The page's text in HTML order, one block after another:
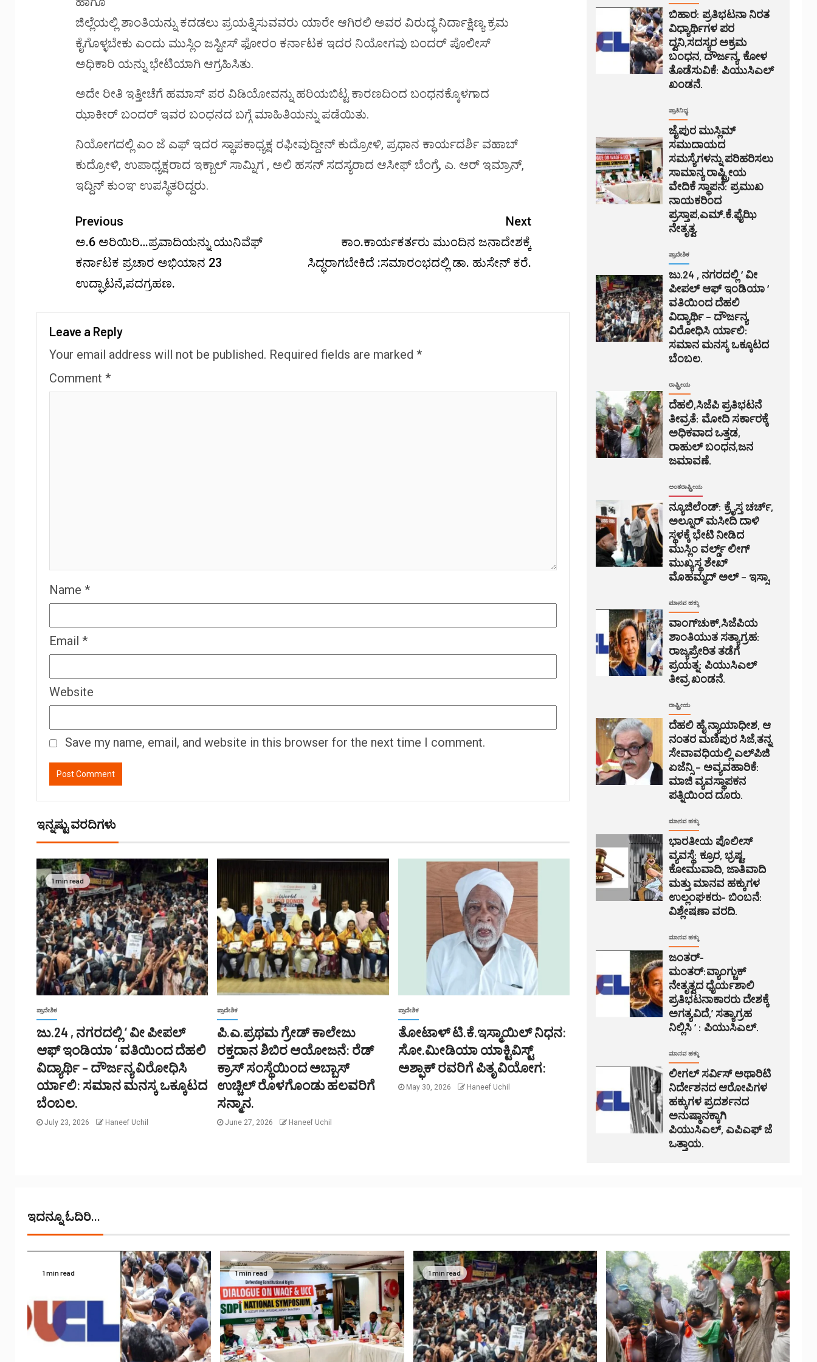
ಜಿಲ್ಲೆಯಲ್ಲಿ ಶಾಂತಿಯನ್ನು ಕದಡಲು ಪ್ರಯತ್ನಿಸುವವರು ಯಾರೇ ಆಗಿರಲಿ ಅವರ ವಿರುದ್ಧ ನಿರ್ದಾಕ್ಷಿಣ್ಯ ಕ್ರಮ
ಕೈಗೊಳ್ಳಬೇಕು ಎಂದು ಮುಸ್ಲಿಂ ಜಸ್ಟೀಸ್ ಫೋರಂ ಕರ್ನಾಟಕ ಇದರ ನಿಯೋಗವು ಬಂದರ್ ಪೊಲೀಸ್
ಅಧಿಕಾರಿ ಯನ್ನು ಭೇಟಿಯಾಗಿ ಆಗ್ರಹಿಸಿತು.
ಅದೇ ರೀತಿ ಇತ್ತೀಚೆಗೆ ಹಮಾಸ್ ಪರ ವಿಡಿಯೋವನ್ನು ಹರಿಯಬಿಟ್ಟ ಕಾರಣದಿಂದ ಬಂಧನಕ್ಕೊಳಗಾದ
ಝಾಕೀರ್ ಬಂದರ್ ಇವರ ಬಂಧನದ ಬಗ್ಗೆ ಮಾಹಿತಿಯನ್ನು ಪಡೆಯಿತು.
ನಿಯೋಗದಲ್ಲಿ ಎಂ ಜೆ ಎಫ್ ಇದರ ಸ್ಥಾಪಕಾಧ್ಯಕ್ಷ ರಫೀವುದ್ದೀನ್ ಕುದ್ರೋಳಿ, ಪ್ರಧಾನ ಕಾರ್ಯದರ್ಶಿ ವಹಾಬ್
ಕುದ್ರೋಳಿ, ಉಪಾಧ್ಯಕ್ಷರಾದ ಇಕ್ಬಾಲ್ ಸಾಮ್ನಿಗ , ಅಲಿ ಹಸನ್ ಸದಸ್ಯರಾದ ಆಸೀಫ್ ಬೆಂಗ್ರೆ, ಎ. ಆರ್ ಇಮ್ರಾನ್,
ಇದ್ದಿನ್ ಕುಂಞ ಉಪಸ್ಥಿತರಿದ್ದರು.
Previous
ಅ.6 ಅರಿಯಿರಿ…ಪ್ರವಾದಿಯನ್ನು ಯುನಿವೆಫ್
ಕರ್ನಾಟಕ ಪ್ರಚಾರ ಅಭಿಯಾನ 23
ಉದ್ಘಾಟನೆ,ಪದಗ್ರಹಣ.
Next
ಕಾಂ.ಕಾರ್ಯಕರ್ತರು ಮುಂದಿನ ಜನಾದೇಶಕ್ಕೆ
ಸಿದ್ಧರಾಗಬೇಕಿದೆ :ಸಮಾರಂಭದಲ್ಲಿ ಡಾ. ಹುಸೇನ್ ಕರೆ.
Leave a Reply
Your email address will not be published. Required fields are marked *
Comment *
Name *
Email *
Website
Save my name, email, and website in this browser for the next time I comment.
ಇನ್ನಷ್ಟು ವರದಿಗಳು
1 min read
ಪ್ರಾದೇಶಿಕ
ಜು.24 , ನಗರದಲ್ಲಿ ‘ ವೀ ಪೀಪಲ್
ಆಫ್ ಇಂಡಿಯಾ ‘ ವತಿಯಿಂದ ದೆಹಲಿ
ವಿದ್ಯಾರ್ಥಿ – ದೌರ್ಜನ್ಯ ವಿರೋಧಿಸಿ
ರ್ಯಾಲಿ: ಸಮಾನ ಮನಸ್ಕ ಒಕ್ಕೂಟದ
ಬೆಂಬಲ.
July 23, 2026 Haneef Uchil
ಪ್ರಾದೇಶಿಕ
ಪಿ.ಎ.ಪ್ರಥಮ ಗ್ರೇಡ್ ಕಾಲೇಜು
ರಕ್ತದಾನ ಶಿಬಿರ ಆಯೋಜನೆ: ರೆಡ್
ಕ್ರಾಸ್ ಸಂಸ್ಥೆಯಿಂದ ಅಬ್ಬಾಸ್
ಉಚ್ಚಿಲ್ ರೊಳಗೊಂಡು ಹಲವರಿಗೆ
ಸನ್ಮಾನ.
June 27, 2026 Haneef Uchil
ಪ್ರಾದೇಶಿಕ
ತೋಟಾಳ್ ಟಿ.ಕೆ.ಇಸ್ಮಾಯಿಲ್ ನಿಧನ:
ಸೋ.ಮೀಡಿಯಾ ಯಾಕ್ಟಿವಿಸ್ಟ್
ಅಶ್ಫಾಕ್ ರವರಿಗೆ ಪಿತೃ ವಿಯೋಗ:
May 30, 2026 Haneef Uchil
ಬಿಹಾರ: ಪ್ರತಿಭಟನಾ ನಿರತ
ವಿಧ್ಯಾರ್ಥಿಗಳ ಪರ
ದ್ವನಿ,ಸದಸ್ಯರ ಅಕ್ರಮ
ಬಂಧನ, ದೌರ್ಜನ್ಯ, ಕೋಳ
ತೊಡೆಸುವಿಕೆ: ಪಿಯುಸಿಎಲ್
ಖಂಡನೆ.
ಪ್ರಾತಿನಿಧ್ಯ
ಜೈಪುರ ಮುಸ್ಲಿಮ್
ಸಮುದಾಯದ
ಸಮಸ್ಯೆಗಳನ್ನು ಪರಿಹರಿಸಲು
ಸಾಮಾನ್ಯ ರಾಷ್ಟ್ರೀಯ
ವೇದಿಕೆ ಸ್ಥಾಪನೆ: ಪ್ರಮುಖ
ನಾಯಕರಿಂದ
ಪ್ರಸ್ತಾಪ,ಎಮ್.ಕೆ.ಫೈಝಿ
ನೇತೃತ್ವ.
ಪ್ರಾದೇಶಿಕ
ಜು.24 , ನಗರದಲ್ಲಿ ‘ ವೀ
ಪೀಪಲ್ ಆಫ್ ಇಂಡಿಯಾ ‘
ವತಿಯಿಂದ ದೆಹಲಿ
ವಿದ್ಯಾರ್ಥಿ – ದೌರ್ಜನ್ಯ
ವಿರೋಧಿಸಿ ರ್ಯಾಲಿ:
ಸಮಾನ ಮನಸ್ಕ ಒಕ್ಕೂಟದ
ಬೆಂಬಲ.
ರಾಷ್ಟ್ರೀಯ
ದೆಹಲಿ,ಸಿಜೆಪಿ ಪ್ರತಿಭಟನೆ
ತೀವ್ರತೆ: ಮೋದಿ ಸರ್ಕಾರಕ್ಕೆ
ಅಧಿಕವಾದ ಒತ್ತಡ,
ರಾಹುಲ್ ಬಂಧನ,ಜನ
ಜಮಾವಣೆ.
ಅಂತರಾಷ್ಟ್ರೀಯ
ನ್ಯೂಜಿಲೆಂಡ್: ಕ್ರೈಸ್ತ ಚರ್ಚ್,
ಅಲ್ನೂರ್ ಮಸೀದಿ ದಾಳಿ
ಸ್ಥಳಕ್ಕೆ ಭೇಟಿ ನೀಡಿದ
ಮುಸ್ಲಿಂ ವರ್ಲ್ಡ್ ಲೀಗ್
ಮುಖ್ಯಸ್ಥ ಶೇಖ್
ಮೊಹಮ್ಮದ್ ಅಲ್ – ಇಸ್ಸಾ.
ಮಾನವ ಹಕ್ಕು
ವಾಂಗ್‌ಚುಕ್,ಸಿಜೆಪಿಯ
ಶಾಂತಿಯುತ ಸತ್ಯಾಗ್ರಹ:
ರಾಜ್ಯಪ್ರೇರಿತ ತಡೆಗೆ
ಪ್ರಯತ್ನ: ಪಿಯುಸಿಎಲ್
ತೀವ್ರ ಖಂಡನೆ.
ರಾಷ್ಟ್ರೀಯ
ದೆಹಲಿ ಹೈ ನ್ಯಾಯಾಧೀಶ, ಆ
ನಂತರ ಮಣಿಪುರ ಸಿಜೆ,ತನ್ನ
ಸೇವಾವಧಿಯಲ್ಲಿ ಎಲ್‌ಪಿಜಿ
ಏಜೆನ್ಸಿ – ಅವ್ಯವಹಾರಿಕೆ:
ಮಾಜಿ ವ್ಯವಸ್ಥಾಪಕನ
ಪತ್ನಿಯಿಂದ ದೂರು.
ಮಾನವ ಹಕ್ಕು
ಭಾರತೀಯ ಪೊಲೀಸ್
ವ್ಯವಸ್ಥೆ: ಕ್ರೂರ, ಭ್ರಷ್ಟ,
ಕೋಮುವಾದಿ, ಜಾತಿವಾದಿ
ಮತ್ತು ಮಾನವ ಹಕ್ಕುಗಳ
ಉಲ್ಲಂಘಕರು- ಬಿಂಬನೆ:
ವಿಶ್ಲೇಷಣಾ ವರದಿ.
ಮಾನವ ಹಕ್ಕು
ಜಂತರ್-
ಮಂತರ್:ವ್ಯಾಂಗ್ಚುಕ್
ನೇತೃತ್ವದ ಧೈರ್ಯಶಾಲಿ
ಪ್ರತಿಭಟನಾಕಾರರು ದೇಶಕ್ಕೆ
ಅಗತ್ಯವಿದೆ,’ ಸತ್ಯಾಗ್ರಹ
ನಿಲ್ಲಿಸಿ ‘ : ಪಿಯುಸಿಎಲ್.
ಮಾನವ ಹಕ್ಕು
ಲೀಗಲ್ ಸರ್ವಿಸ್ ಅಥಾರಿಟಿ
ನಿರ್ದೇಶನದ ಆರೋಪಿಗಳ
ಹಕ್ಕುಗಳ ಪ್ರದರ್ಶನದ
ಅನುಷ್ಠಾನಕ್ಕಾಗಿ
ಪಿಯುಸಿಎಲ್, ಎಪಿಎಫ್ ಜೆ
ಒತ್ತಾಯ.
ಇದನ್ನೂ ಓದಿರಿ...
1 min read 1 min read 1 min read